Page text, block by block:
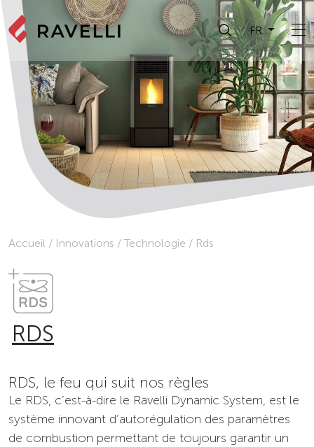
FR
Accueil / Innovations / Technologie / Rds
RDS
RDS, le feu qui suit nos règles
Le RDS, c’est-à-dire le Ravelli Dynamic System, est le
système innovant d’autorégulation des paramètres
de combustion permettant de toujours garantir un